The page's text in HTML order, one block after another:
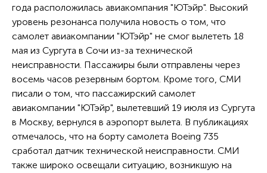
года расположилась авиакомпания "ЮТэйр". Высокий
уровень резонанса получила новость о том, что
самолет авиакомпании "ЮТэйр" не смог вылететь 18
мая из Сургута в Сочи из-за технической
неисправности. Пассажиры были отправлены через
восемь часов резервным бортом. Кроме того, СМИ
писали о том, что пассажирский самолет
авиакомпании "ЮТэйр", вылетевший 19 июля из Сургута
в Москву, вернулся в аэропорт вылета. В публикациях
отмечалось, что на борту самолета Boeing 735
сработал датчик технической неисправности. СМИ
также широко освещали ситуацию, возникшую на